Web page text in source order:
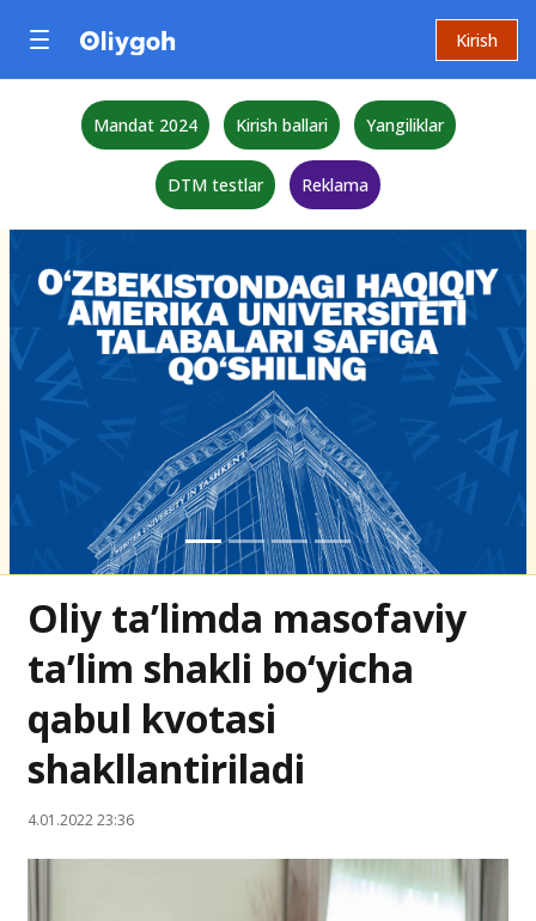
Kirish
Mandat 2024 Kirish ballari Yangiliklar
DTM testlar Reklama
Oliy ta’limda masofaviy
ta’lim shakli bo‘yicha
qabul kvotasi
shakllantiriladi
4.01.2022 23:36